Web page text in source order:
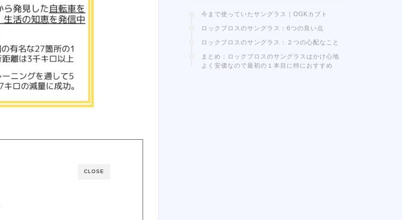
CLOSE
今まで使っていたサングラス｜OGKカブト
ロックブロスのサングラス：6つの良い点
ロックブロスのサングラス：２つの心配なこと
まとめ：ロックブロスのサングラスはかけ心地
よく安価なので最初の１本目に特におすすめ